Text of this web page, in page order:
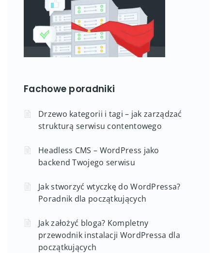
Fachowe poradniki
Drzewo kategorii i tagi – jak zarządzać
strukturą serwisu contentowego
Headless CMS – WordPress jako
backend Twojego serwisu
Jak stworzyć wtyczkę do WordPressa?
Poradnik dla początkujących
Jak założyć bloga? Kompletny
przewodnik instalacji WordPressa dla
początkujących